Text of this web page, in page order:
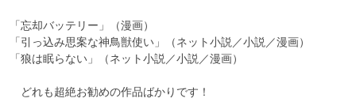
「忘却バッテリー」（漫画）
「引っ込み思案な神鳥獣使い」（ネット小説／小説／漫画）
「狼は眠らない」（ネット小説／小説／漫画）
どれも超絶お勧めの作品ばかりです！